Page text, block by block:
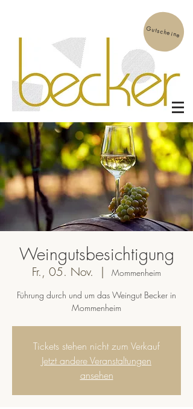
Gutscheine
Weingutsbesichtigung
Fr., 05. Nov.
  |
Mommenheim
Führung durch und um das Weingut Becker in
Mommenheim
Tickets stehen nicht zum Verkauf
Jetzt andere Veranstaltungen
ansehen